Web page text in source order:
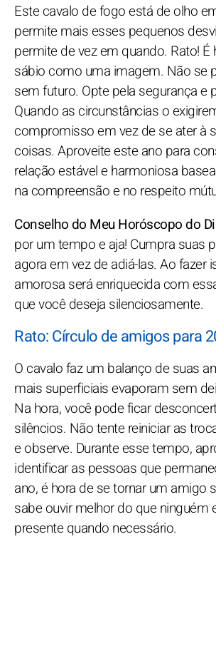
Este cavalo de fogo está de olho
permite mais esses pequenos
permite de vez em quando. Rato! É
sábio como uma imagem. Não se
sem futuro. Opte pela segurança e
Quando as circunstâncias o
compromisso em vez de se ater à
coisas. Aproveite este ano para
relação estável e harmoniosa
na compreensão e no respeito
Conselho do Meu Horóscopo do
por um tempo e aja! Cumpra suas
agora em vez de adiá-las. Ao fazer
amorosa será enriquecida com
que você deseja silenciosamente.
Rato: Círculo de amigos para
O cavalo faz um balanço de suas
mais superficiais evaporam sem
Na hora, você pode ficar
silêncios. Não tente reiniciar as
e observe. Durante esse tempo,
identificar as pessoas que
ano, é hora de se tornar um amigo
sabe ouvir melhor do que ninguém
presente quando necessário.